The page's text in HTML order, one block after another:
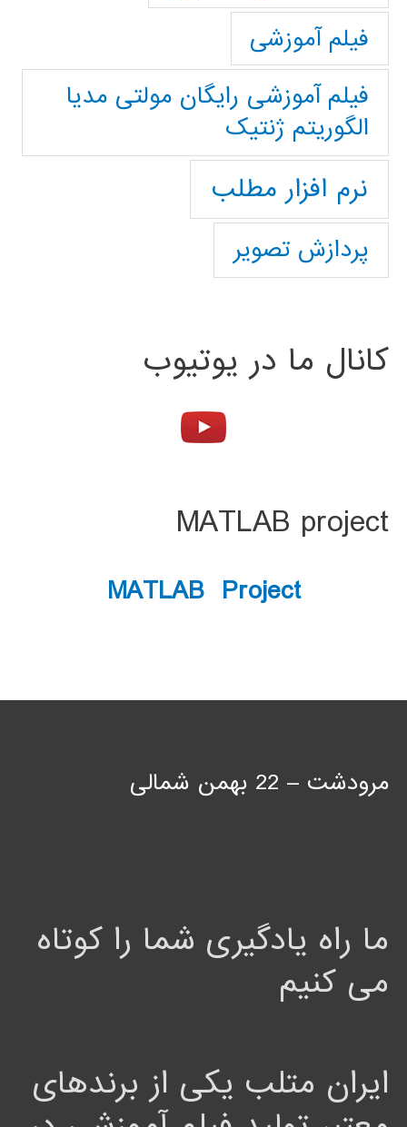
فیلم آموزشی
فیلم آموزشی رایگان مولتی مدیا
الگوریتم ژنتیک
نرم افزار مطلب
پردازش تصویر
کانال ما در یوتیوب
MATLAB project
MATLAB Project
مرودشت – 22 بهمن شمالی
ما راه یادگیری شما را کوتاه
می کنیم
ایران متلب یکی از برندهای